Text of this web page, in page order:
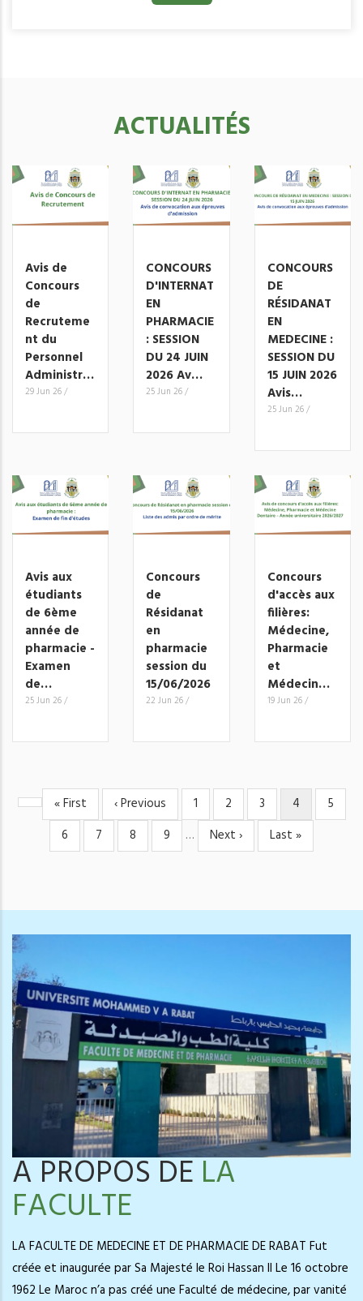
ACTUALITÉS
Avis de
Concours
de
Recruteme
nt du
Personnel
Administr…
29 Jun 26/
CONCOURS
D'INTERNAT
EN
PHARMACIE
: SESSION
DU 24 JUIN
2026 Av…
25 Jun 26/
CONCOURS
DE
RÉSIDANAT
EN
MEDECINE :
SESSION DU
15 JUIN 2026
Avis…
25 Jun 26/
Avis aux
étudiants
de 6ème
année de
pharmacie -
Examen
de…
25 Jun 26/
Concours
de
Résidanat
en
pharmacie
session du
15/06/2026
22 Jun 26/
Concours
d'accès aux
filières:
Médecine,
Pharmacie
et
Médecin…
19 Jun 26/
PAGINATION
First
page
« First
Previous
page
‹ Previous Page
1 Page
2 Page
3
Current
page
4 Page
5
Page
6 Page
7 Page
8 Page
9 …
Next
page
Next ›
Last
page
Last »
A PROPOS DELA
FACULTE
LA FACULTE DE MEDECINE ET DE PHARMACIE DE RABAT Fut
créée et inaugurée par Sa Majesté le Roi Hassan II Le 16 octobre
1962 Le Maroc n’a pas créé une Faculté de médecine, par vanité